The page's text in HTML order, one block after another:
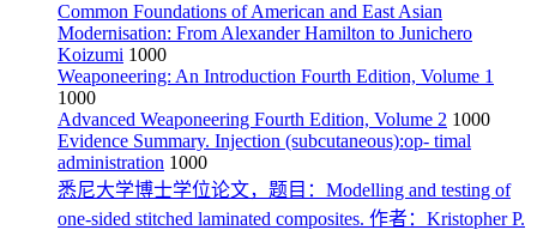
Common Foundations of American and East Asian
Modernisation: From Alexander Hamilton to Junichero
Koizumi 1000
Weaponeering: An Introduction Fourth Edition, Volume 1
1000
Advanced Weaponeering Fourth Edition, Volume 2 1000
Evidence Summary. Injection (subcutaneous):op- timal
administration 1000
悉尼大学博士学位论文，题目：Modelling and testing of
one-sided stitched laminated composites. 作者：Kristopher P.